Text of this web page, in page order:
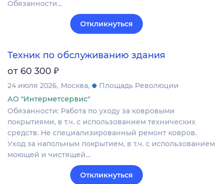
Обязанности…
Откликнуться
Техник по обслуживанию здания
от 60 300 ₽
24 июля 2026 Москва
Площадь Революции
АО "Интерметсервис"
Обязанности: Работа по уходу за ковровыми
покрытиями, в т.ч. с использованием технических
средств. Не специализированный ремонт ковров.
Уход за напольным покрытием, в т.ч. с использованием
моющей и чистящей…
Откликнуться